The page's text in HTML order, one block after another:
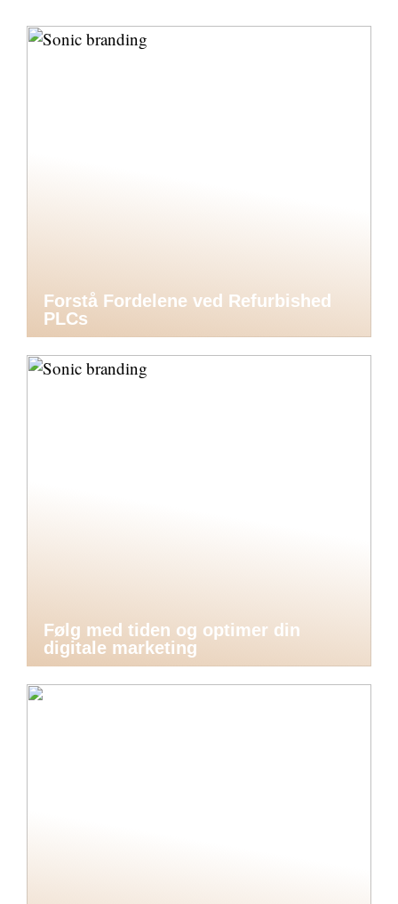
Forstå Fordelene ved Refurbished
PLCs
Følg med tiden og optimer din
digitale marketing